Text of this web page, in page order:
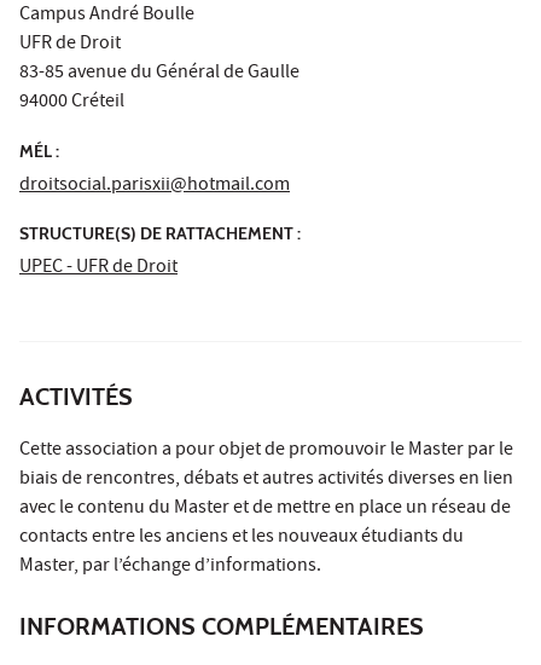
Campus André Boulle
UFR de Droit
83-85 avenue du Général de Gaulle
94000 Créteil
MÉL :
droitsocial.parisxii@hotmail.com
STRUCTURE(S) DE RATTACHEMENT :
UPEC - UFR de Droit
ACTIVITÉS
Cette association a pour objet de promouvoir le Master par le
biais de rencontres, débats et autres activités diverses en lien
avec le contenu du Master et de mettre en place un réseau de
contacts entre les anciens et les nouveaux étudiants du
Master, par l’échange d’informations.
INFORMATIONS COMPLÉMENTAIRES